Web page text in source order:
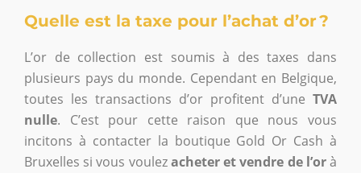
Quelle est la taxe pour l’achat d’or ?
L’or de collection est soumis à des taxes dans
plusieurs pays du monde. Cependant en Belgique,
toutes les transactions d’or profitent d’une TVA
nulle. C’est pour cette raison que nous vous
incitons à contacter la boutique Gold Or Cash à
Bruxelles si vous voulezacheter et vendre de l’orà